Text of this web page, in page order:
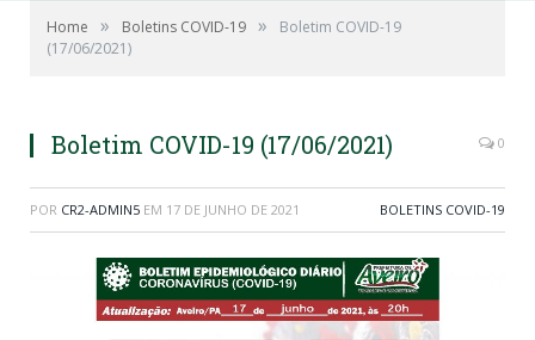
Home » Boletins COVID-19 »
Boletim COVID-19
(17/06/2021)
Boletim COVID-19 (17/06/2021) 0
POR CR2-ADMIN5 EM 17 DE JUNHO DE 2021 BOLETINS COVID-19